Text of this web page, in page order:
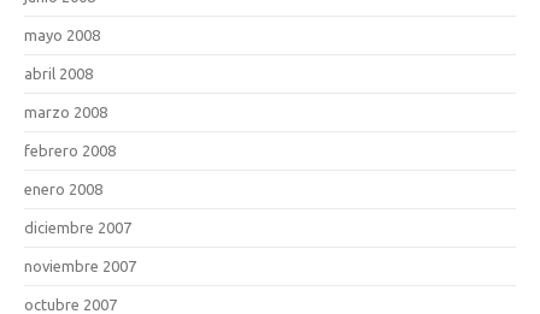
mayo 2008
abril 2008
marzo 2008
febrero 2008
enero 2008
diciembre 2007
noviembre 2007
octubre 2007